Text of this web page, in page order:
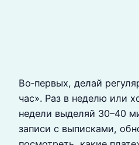
Во‑первых, делай
час». Раз в неделю или
недели выделяй 30–40
записи с выписками,